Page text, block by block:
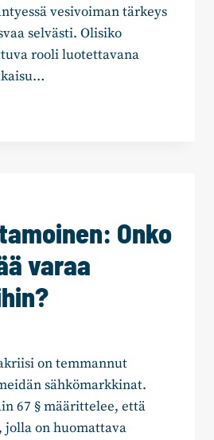
vesivoiman tärkeys
selvästi. Olisiko
rooli luotettavana
Onko
varaa
on temmannut
sähkömarkkinat.
67 § määrittelee, että
jolla on huomattava